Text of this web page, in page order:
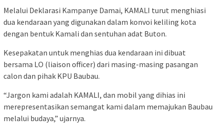
Melalui Deklarasi Kampanye Damai, KAMALI turut menghiasi
dua kendaraan yang digunakan dalam konvoi keliling kota
dengan bentuk Kamali dan sentuhan adat Buton.
Kesepakatan untuk menghias dua kendaraan ini dibuat
bersama LO (liaison officer) dari masing-masing pasangan
calon dan pihak KPU Baubau.
“Jargon kami adalah KAMALI, dan mobil yang dihias ini
merepresentasikan semangat kami dalam memajukan Baubau
melalui budaya,” ujarnya.